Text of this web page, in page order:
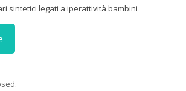
sintetici legati a iperattività bambini